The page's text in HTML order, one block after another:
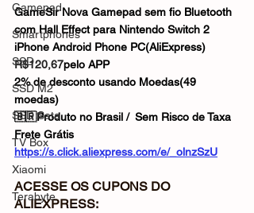
Gamepad
Smartphones
SSD
SSD M2
SSD Sata
TV Box
Xiaomi
Terabyte
GameSir Nova Gamepad sem fio Bluetooth
com Hall Effect para Nintendo Switch 2
iPhone Android Phone PC(AliExpress)
R$120,67pelo APP
2% de desconto usando Moedas(49
moedas)
🇧🇷Produto no Brasil / Sem Risco de Taxa
Frete Grátis
https://s.click.aliexpress.com/e/_olnzSzU
ACESSE OS CUPONS DO
ALIEXPRESS: